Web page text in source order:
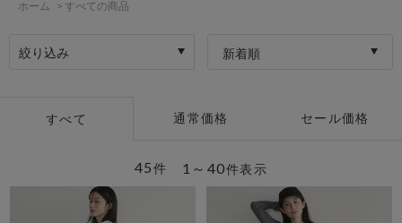
ホーム > すべての商品
絞り込み 新着順
すべて 通常価格 セール価格
1～40件表示
45件